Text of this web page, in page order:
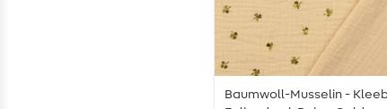
Baumwoll-Musselin -